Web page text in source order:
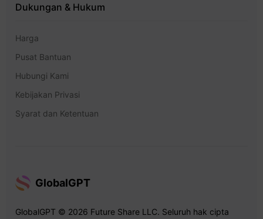
Dukungan & Hukum
Harga
Pusat Bantuan
Hubungi Kami
Kebijakan Privasi
Syarat dan Ketentuan
GlobalGPT
GlobalGPT © 2026 Future Share LLC. Seluruh hak cipta